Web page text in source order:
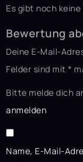
Es gibt noch keine
Bewertung
Deine E-Mail-
Felder sind mit *
Bitte melde dich
anmelden
Name, E-Mail-